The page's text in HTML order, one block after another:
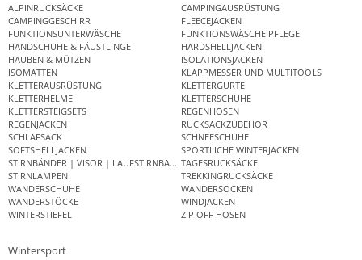
ALPINRUCKSÄCKE
CAMPINGAUSRÜSTUNG
CAMPINGGESCHIRR
FLEECEJACKEN
FUNKTIONSUNTERWÄSCHE
FUNKTIONSWÄSCHE PFLEGE
HANDSCHUHE & FÄUSTLINGE
HARDSHELLJACKEN
HAUBEN & MÜTZEN
ISOLATIONSJACKEN
ISOMATTEN
KLAPPMESSER UND MULTITOOLS
KLETTERAUSRÜSTUNG
KLETTERGURTE
KLETTERHELME
KLETTERSCHUHE
KLETTERSTEIGSETS
REGENHOSEN
REGENJACKEN
RUCKSACKZUBEHÖR
SCHLAFSACK
SCHNEESCHUHE
SOFTSHELLJACKEN
SPORTLICHE WINTERJACKEN
STIRNBÄNDER | VISOR | LAUFSTIRNBANDTAGESRUCKSÄCKE
STIRNLAMPEN
TREKKINGRUCKSÄCKE
WANDERSCHUHE
WANDERSOCKEN
WANDERSTÖCKE
WINDJACKEN
WINTERSTIEFEL
ZIP OFF HOSEN
Wintersport